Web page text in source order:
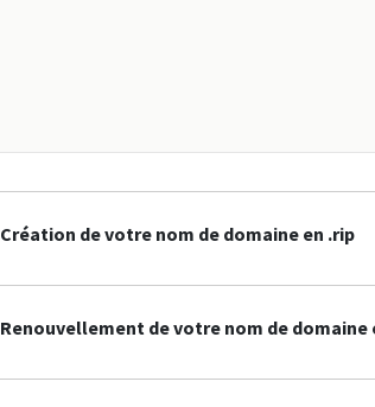
Création de votre nom de domaine en .rip
Renouvellement de votre nom de domaine